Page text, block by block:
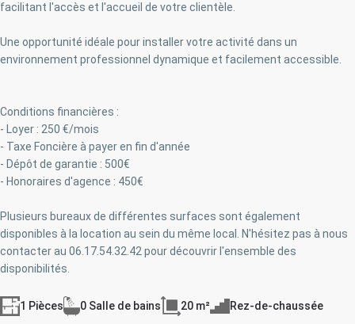
facilitant l'accès et l'accueil de votre clientèle.
Une opportunité idéale pour installer votre activité dans un
environnement professionnel dynamique et facilement accessible.
Conditions financières :
- Loyer : 250 €/mois
- Taxe Foncière à payer en fin d'année
- Dépôt de garantie : 500€
- Honoraires d'agence : 450€
Plusieurs bureaux de différentes surfaces sont également
disponibles à la location au sein du même local. N'hésitez pas à nous
contacter au 06.17.54.32.42 pour découvrir l'ensemble des
disponibilités.
1 Pièces 0 Salle de bains 20 m² Rez-de-chaussée